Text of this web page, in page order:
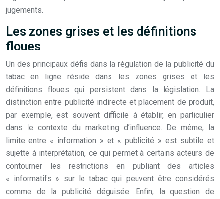
jugements.
Les zones grises et les définitions
floues
Un des principaux défis dans la régulation de la publicité du
tabac en ligne réside dans les zones grises et les
définitions floues qui persistent dans la législation. La
distinction entre publicité indirecte et placement de produit,
par exemple, est souvent difficile à établir, en particulier
dans le contexte du marketing d’influence. De même, la
limite entre « information » et « publicité » est subtile et
sujette à interprétation, ce qui permet à certains acteurs de
contourner les restrictions en publiant des articles
« informatifs » sur le tabac qui peuvent être considérés
comme de la publicité déguisée. Enfin, la question de